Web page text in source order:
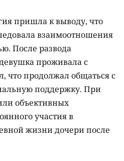
пришла к выводу, что
взаимоотношения
После развода
проживала с
что продолжал общаться с
поддержку. При
объективных
участия в
жизни дочери после